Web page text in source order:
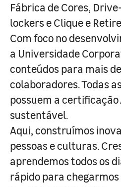
Fábrica de Cores,
lockers e Clique e
Com foco no
a Universidade
conteúdos para mais
colaboradores. Todas
possuem a certificação
sustentável.
Aqui, construímos
pessoas e culturas.
aprendemos todos os
rápido para chegarmos